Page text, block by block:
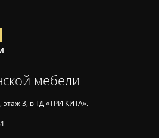
мебели
этаж 3, в ТД «ТРИ КИТА».